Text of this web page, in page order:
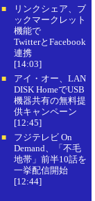
■
リンクシェア、ブ
ックマークレット
機能で
TwitterとFacebook
連携
[14:03]
■
アイ・オー、LAN
DISK HomeでUSB
機器共有の無料提
供キャンペーン
[12:45]
■
フジテレビ On
Demand、「不毛
地帯」前半10話を
一挙配信開始
[12:44]